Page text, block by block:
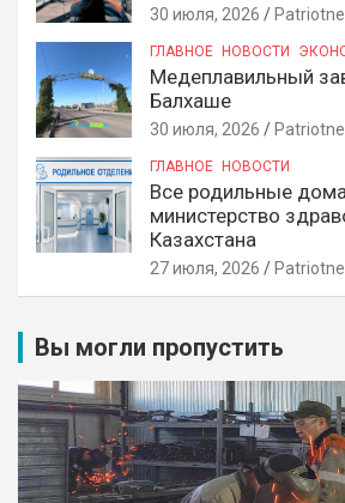
30 июля, 2026
ГЛАВНОЕ НОВОСТИ
Медеплавильный
Балхаше
30 июля, 2026
ГЛАВНОЕ НОВОСТИ
Все родильные
министерство
Казахстана
27 июля, 2026
Вы могли пропустить